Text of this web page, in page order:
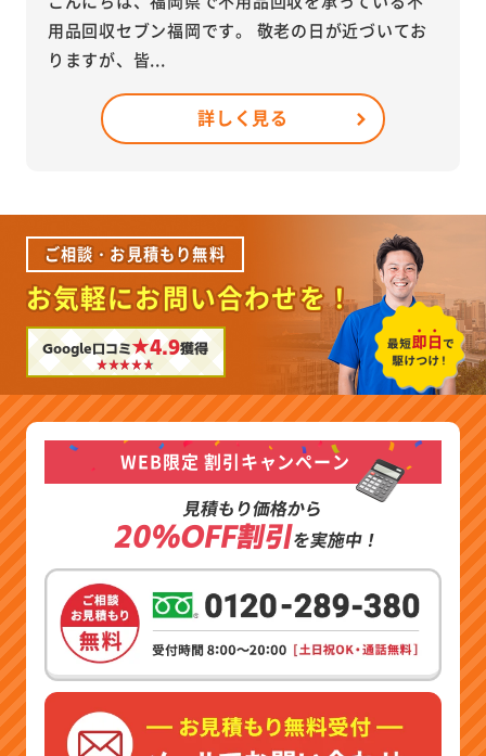
用品回収セブン福岡です。 敬老の日が近づいてお
りますが、皆...
詳しく見る
ご相談・お見積もり無料
お気軽にお問い合わせを！
Google口コミ★4.9獲得
WEB限定 割引キャンペーン
見積もり価格から
20%OFF割引を実施中！